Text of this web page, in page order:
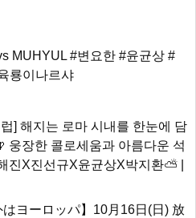
MUHYUL #변요한 #윤균상 #
룡이나르샤
] 해지는 로마 시내를 한눈에 담
웅장한 콜로세움과 아름다운 석
진X진선규X윤균상X박지환⛅ |
はヨーロッパ】10月16日(日) 放